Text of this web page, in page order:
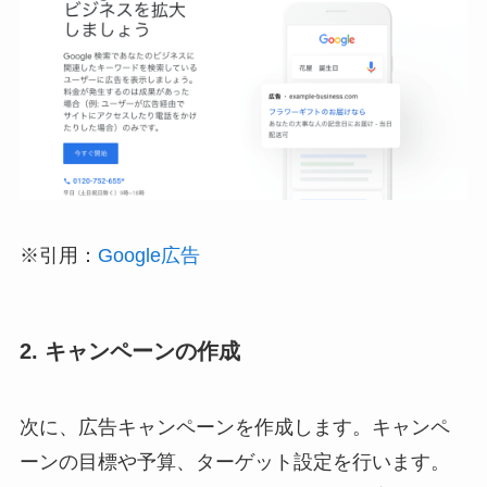
※引用： Google広告
2. キャンペーンの作成
次に、広告キャンペーンを作成します。キャンペ
ーンの目標や予算、ターゲット設定を行います。